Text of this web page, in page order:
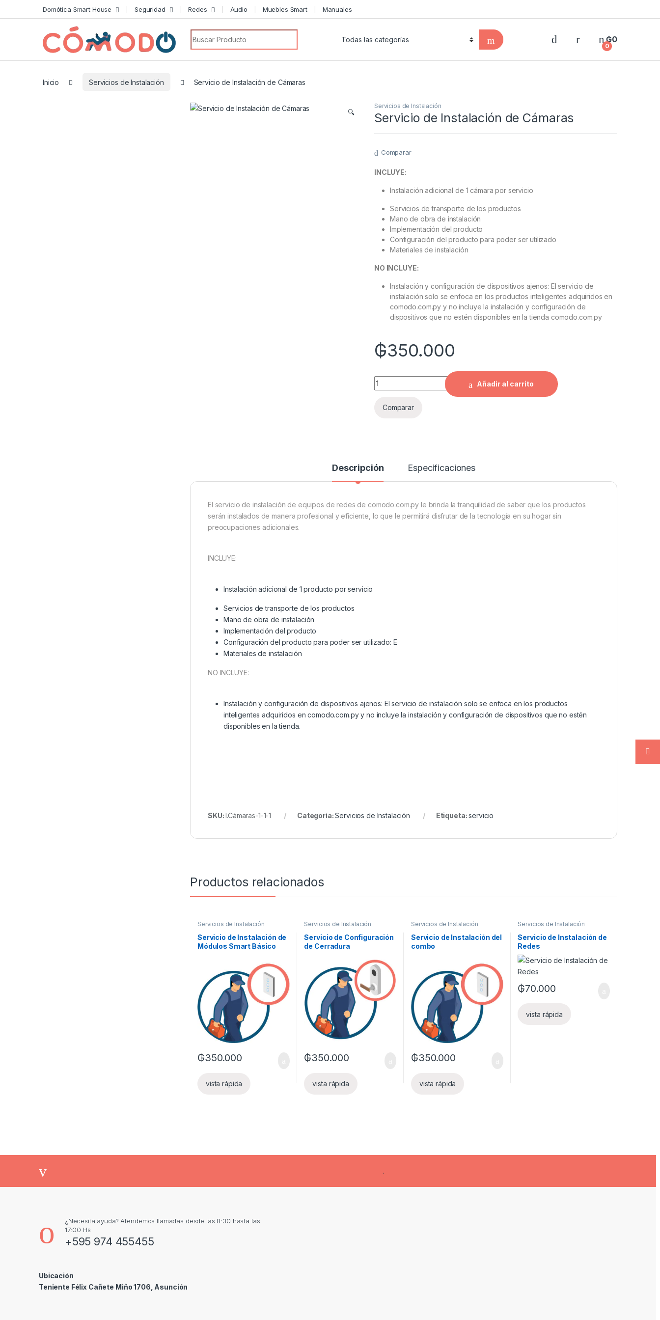
Domótica Smart House Seguridad Redes Audio Muebles Smart Manuales
Search for:
0
₲0
Inicio Servicios de Instalación Servicio de Instalación de Cámaras
🔍
Servicios de Instalación
Servicio de Instalación de Cámaras
Comparar
INCLUYE:
Instalación adicional de 1 cámara por servicio
Servicios de transporte de los productos
Mano de obra de instalación
Implementación del producto
Configuración del producto para poder ser utilizado
Materiales de instalación
NO INCLUYE:
Instalación y configuración de dispositivos ajenos: El servicio de
instalación solo se enfoca en los productos inteligentes adquiridos en
comodo.com.py y no incluye la instalación y configuración de
dispositivos que no estén disponibles en la tienda comodo.com.py
₲350.000
Quantity
Añadir al carrito
Comparar
Descripción Especificaciones
El servicio de instalación de equipos de redes de comodo.com.py le brinda la tranquilidad de saber que los productos
serán instalados de manera profesional y eficiente, lo que le permitirá disfrutar de la tecnología en su hogar sin
preocupaciones adicionales.
INCLUYE:
Instalación adicional de 1 producto por servicio
Servicios de transporte de los productos
Mano de obra de instalación
Implementación del producto
Configuración del producto para poder ser utilizado: E
Materiales de instalación
NO INCLUYE:
Instalación y configuración de dispositivos ajenos: El servicio de instalación solo se enfoca en los productos
inteligentes adquiridos en comodo.com.py y no incluye la instalación y configuración de dispositivos que no estén
disponibles en la tienda.
SKU:I.Cámaras-1-1-1 Categoría:Servicios de Instalación Etiqueta:servicio
Productos relacionados
Servicios de Instalación
Servicio de Instalación de
Módulos Smart Básico
₲350.000
vista rápida
Servicios de Instalación
Servicio de Configuración
de Cerradura
₲350.000
vista rápida
Servicios de Instalación
Servicio de Instalación del
combo
₲350.000
vista rápida
Servicios de Instalación
Servicio de Instalación de
Redes
₲70.000
vista rápida
.
¿Necesita ayuda? Atendemos llamadas desde las 8:30 hasta las
17:00 Hs
+595 974 455455
Ubicación
Teniente Félix Cañete Miño 1706, Asunción